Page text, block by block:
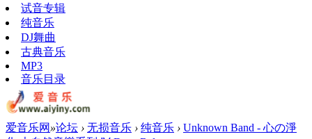
试音专辑
纯音乐
DJ舞曲
古典音乐
MP3
音乐目录
爱音乐网 »论坛 › 无损音乐 › 纯音乐 › Unknown Band - 心の淨